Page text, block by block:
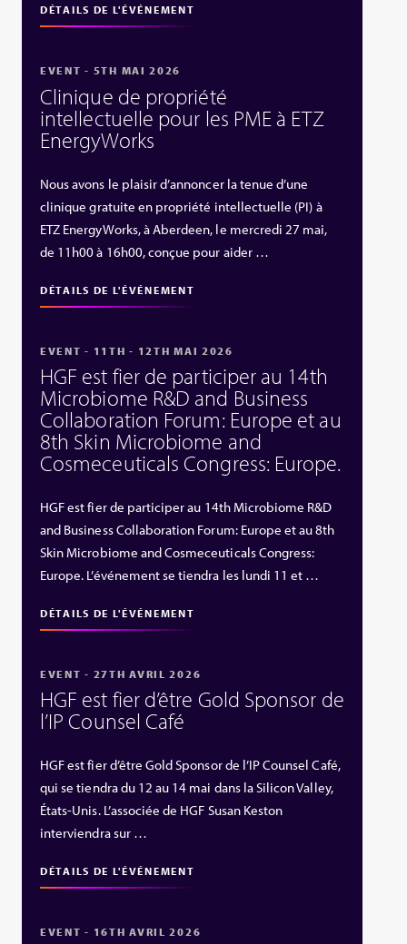
DÉTAILS DE L'ÉVÉNEMENT
EVENT - 5TH MAI 2026
Clinique de propriété
intellectuelle pour les PME à ETZ
EnergyWorks
Nous avons le plaisir d’annoncer la tenue d’une
clinique gratuite en propriété intellectuelle (PI) à
ETZ EnergyWorks, à Aberdeen, le mercredi 27 mai,
de 11h00 à 16h00, conçue pour aider …
DÉTAILS DE L'ÉVÉNEMENT
EVENT - 11TH - 12TH MAI 2026
HGF est fier de participer au 14th
Microbiome R&D and Business
Collaboration Forum: Europe et au
8th Skin Microbiome and
Cosmeceuticals Congress: Europe.
HGF est fier de participer au 14th Microbiome R&D
and Business Collaboration Forum: Europe et au 8th
Skin Microbiome and Cosmeceuticals Congress:
Europe. L’événement se tiendra les lundi 11 et …
DÉTAILS DE L'ÉVÉNEMENT
EVENT - 27TH AVRIL 2026
HGF est fier d’être Gold Sponsor de
l’IP Counsel Café
HGF est fier d’être Gold Sponsor de l’IP Counsel Café,
qui se tiendra du 12 au 14 mai dans la Silicon Valley,
États‑Unis. L’associée de HGF Susan Keston
interviendra sur …
DÉTAILS DE L'ÉVÉNEMENT
EVENT - 16TH AVRIL 2026